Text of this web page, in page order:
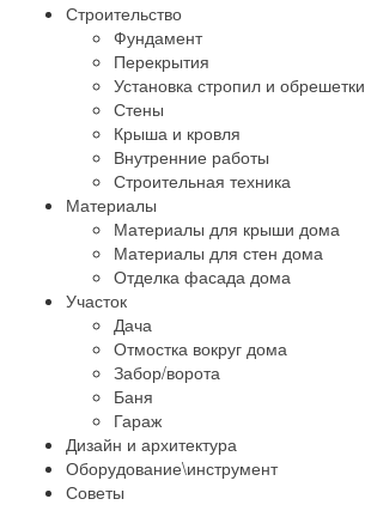
Строительство
Фундамент
Перекрытия
Установка стропил и обрешетки
Стены
Крыша и кровля
Внутренние работы
Строительная техника
Материалы
Материалы для крыши дома
Материалы для стен дома
Отделка фасада дома
Участок
Дача
Отмостка вокруг дома
Забор/ворота
Баня
Гараж
Дизайн и архитектура
Оборудование\инструмент
Советы